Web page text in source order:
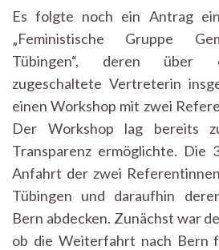
Es folgte noch ein Antrag
„Feministische Gruppe
Tübingen“, deren über
zugeschaltete Vertreterin
einen Workshop mit zwei
Der Workshop lag bereits
Transparenz ermöglichte. Die
Anfahrt der zwei
Tübingen und daraufhin
Bern abdecken. Zunächst war
ob die Weiterfahrt nach Bern